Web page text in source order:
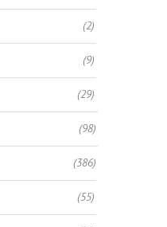
(2)
(9)
(29)
(98)
(386)
(55)